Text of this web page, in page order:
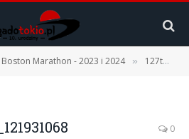
Boston Marathon - 2023 i 2024 » 127th Boston Marathon – 17.04.2023 r. [1 część – Podróż, Expo, Fan Fest]
0